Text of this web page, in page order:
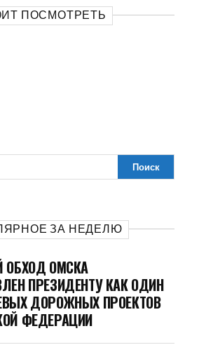
ПОСМОТРЕТЬ
ЗА НЕДЕЛЮ
ОБХОД ОМСКА
ПРЕЗИДЕНТУ КАК ОДИН
ДОРОЖНЫХ ПРОЕКТОВ
ФЕДЕРАЦИИ